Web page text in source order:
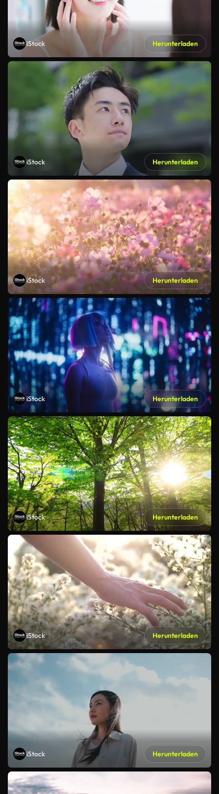
iStock Herunterladen
iStock Herunterladen
iStock Herunterladen
iStock Herunterladen
iStock Herunterladen
iStock Herunterladen
iStock Herunterladen